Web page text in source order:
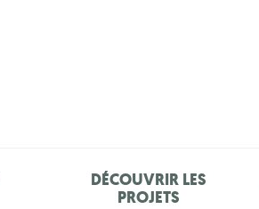
DÉCOUVRIR LES
PROJETS